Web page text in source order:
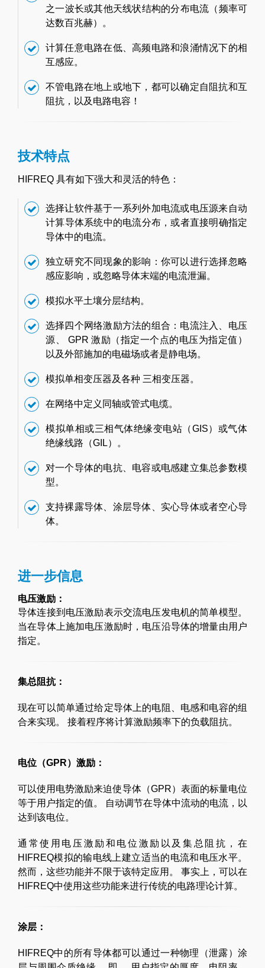
之一波长或其他天线状结构的分布电流（频率可
达数百兆赫）。
计算任意电路在低、高频电路和浪涌情况下的相
互感应。
不管电路在地上或地下，都可以确定自阻抗和互
阻抗，以及电路电容！
技术特点
HIFREQ 具有如下强大和灵活的特色：
选择让软件基于一系列外加电流或电压源来自动
计算导体系统中的电流分布，或者直接明确指定
导体中的电流。
独立研究不同现象的影响：你可以进行选择忽略
感应影响，或忽略导体末端的电流泄漏。
模拟水平土壤分层结构。
选择四个网络激励方法的组合：电流注入、电压
源、 GPR 激励（指定一个点的电压为指定值）
以及外部施加的电磁场或者是静电场。
模拟单相变压器及各种 三相变压器。
在网络中定义同轴或管式电缆。
模拟单相或三相气体绝缘变电站（GIS）或气体
绝缘线路（GIL）。
对一个导体的电抗、电容或电感建立集总参数模
型。
支持裸露导体、涂层导体、实心导体或者空心导
体。
进一步信息
电压激励：
导体连接到电压激励表示交流电压发电机的简单模型。
当在导体上施加电压激励时，电压沿导体的增量由用户
指定。
集总阻抗：
现在可以简单通过给定导体上的电阻、电感和电容的组
合来实现。 接着程序将计算激励频率下的负载阻抗。
电位（GPR）激励：
可以使用电势激励来迫使导体（GPR）表面的标量电位
等于用户指定的值。 自动调节在导体中流动的电流，以
达到该电位。
通常使用电压激励和电位激励以及集总阻抗，在
HIFREQ模拟的输电线上建立适当的电流和电压水平。
然而，这些功能并不限于该特定应用。 事实上，可以在
HIFREQ中使用这些功能来进行传统的电路理论计算。
涂层：
HIFREQ中的所有导体都可以通过一种物理（泄露）涂